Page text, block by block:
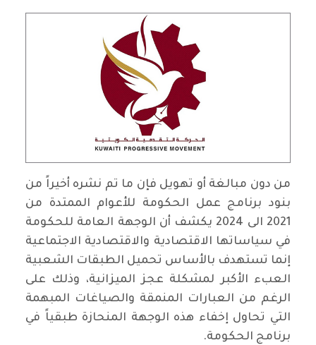
من دون مبالغة أو تهويل فإن ما تم نشره أخيراً من
بنود برنامج عمل الحكومة للأعوام الممتدة من
2021 الى 2024 يكشف أن الوجهة العامة للحكومة
في سياساتها الاقتصادية والاقتصادية الاجتماعية
إنما تستهدف بالأساس تحميل الطبقات الشعبية
العبء الأكبر لمشكلة عجز الميزانية، وذلك على
الرغم من العبارات المنمقة والصياغات المبهمة
التي تحاول إخفاء هذه الوجهة المنحازة طبقياً في
برنامج الحكومة.